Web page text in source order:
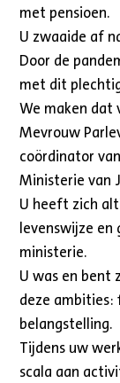
met pensioen.
U zwaaide af
Door de
met dit
We maken dat
Mevrouw
coördinator
Ministerie van
U heeft zich
levenswijze en
ministerie.
U was en bent
deze
belangstelling.
Tijdens uw
scala aan